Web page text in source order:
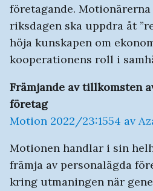
företagande.
riksdagen ska uppdra åt
höja kunskapen om
kooperationens roll i
Främjande av tillkomsten
företag
Motion 2022/23:1554 av
Motionen handlar i sin
främja av personalägda
kring utmaningen när